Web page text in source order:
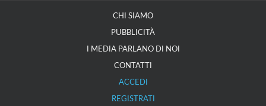
CHI SIAMO
PUBBLICITÀ
I MEDIA PARLANO DI NOI
CONTATTI
ACCEDI
REGISTRATI